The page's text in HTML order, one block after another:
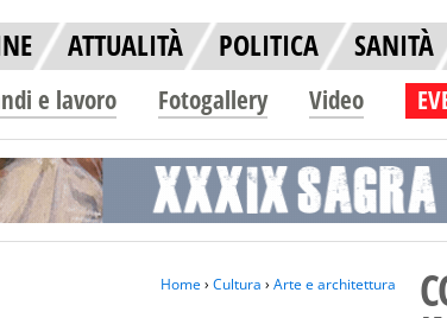
ATTUALITÀ POLITICA SANITÀ
e lavoro Fotogallery Video
Home› Cultura › Arte e architettura